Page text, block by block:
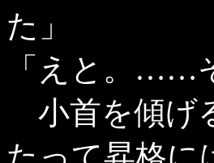
た」
「えと。……
小首を傾げ